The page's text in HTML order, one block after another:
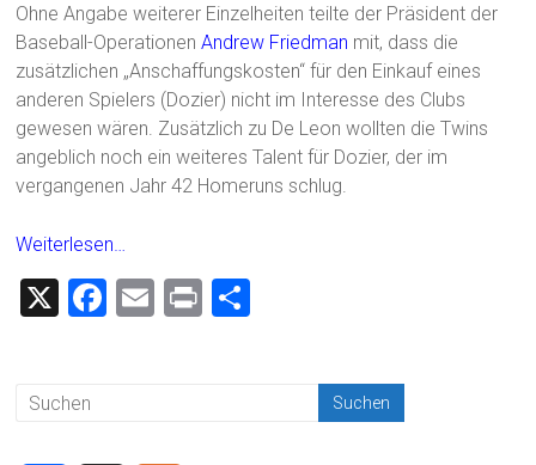
Ohne Angabe weiterer Einzelheiten teilte der Präsident der
Baseball-OperationenAndrew Friedman mit, dass die
zusätzlichen „Anschaffungskosten“ für den Einkauf eines
anderen Spielers (Dozier) nicht im Interesse des Clubs
gewesen wären. Zusätzlich zu De Leon wollten die Twins
angeblich noch ein weiteres Talent für Dozier, der im
vergangenen Jahr 42 Homeruns schlug.
Weiterlesen…
X
F
E
Pr